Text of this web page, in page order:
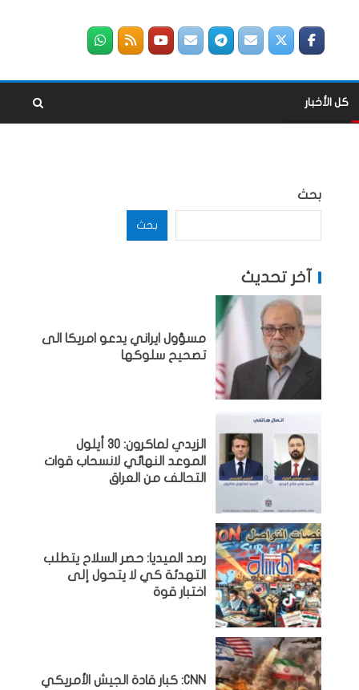
كل الأخبار
بحث
بحث
آخر تحديث
مسؤول ايراني يدعو امريكا الى
تصحيح سلوكها
الزيدي لماكرون: 30 أيلول
الموعد النهائي لانسحاب قوات
التحالف من العراق
رصد الميديا: حصر السلاح يتطلب
التهدئة كي لا يتحول إلى
اختبار قوة
CNN: كبار قادة الجيش الأمريكي